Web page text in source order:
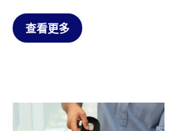
足弓塌陷、扁平或塌陷造成
的...查看更多